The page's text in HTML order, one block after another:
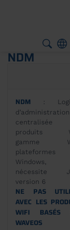
NDM
NDM :
d’administration
centralisée
produits
gamme
plateformes
Windows,
nécessite
version 6
NE PAS
AVEC LES
WIFI BASÉS
WAVEOS